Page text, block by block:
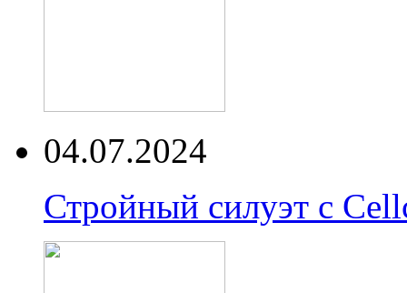
04.07.2024
Стройный силуэт с